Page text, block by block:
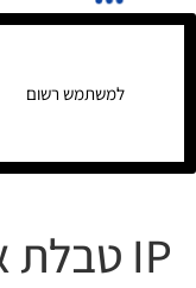
למשתמש רשום
IP טבלת אטימות